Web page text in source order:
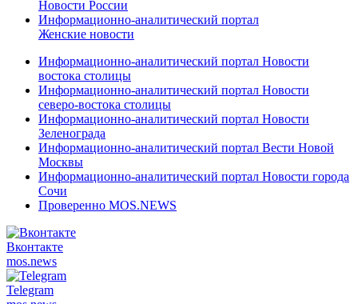
Новости России
Информационно-аналитический портал
Женские новости
Информационно-аналитический портал Новости
востока столицы
Информационно-аналитический портал Новости
северо-востока столицы
Информационно-аналитический портал Новости
Зеленограда
Информационно-аналитический портал Вести Новой
Москвы
Информационно-аналитический портал Новости города
Сочи
Проверенно MOS.NEWS
Вконтакте
mos.news
Telegram